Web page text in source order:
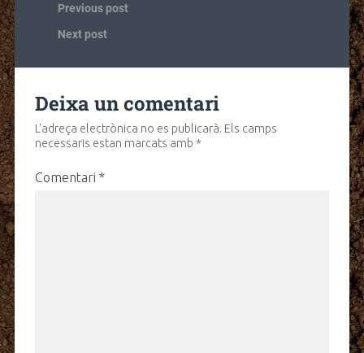
Previous post
Next post
Deixa un comentari
L'adreça electrònica no es publicarà. Els camps
necessaris estan marcats amb *
Comentari *